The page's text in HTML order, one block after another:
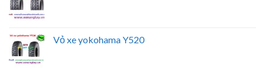
Vỏ xe yokohama Y520